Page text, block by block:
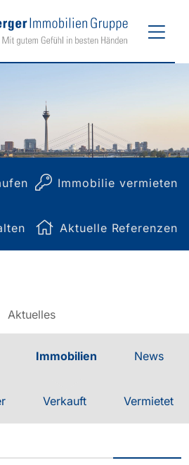
Immobilie vermieten
Aktuelle Referenzen
Aktuelles
Immobilien News
Verkauft Vermietet